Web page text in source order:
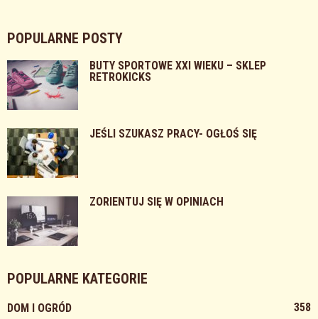
POPULARNE POSTY
BUTY SPORTOWE XXI WIEKU – SKLEP
RETROKICKS
JEŚLI SZUKASZ PRACY- OGŁOŚ SIĘ
ZORIENTUJ SIĘ W OPINIACH
POPULARNE KATEGORIE
DOM I OGRÓD 358